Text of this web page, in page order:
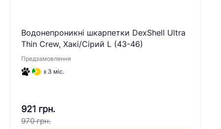
Водонепроникні шкарпетки DexShell Ultra
Thin Crew, Хакі/Сірий L (43-46)
Предзамовлення
x 3 міс.
921 грн.
970 грн.